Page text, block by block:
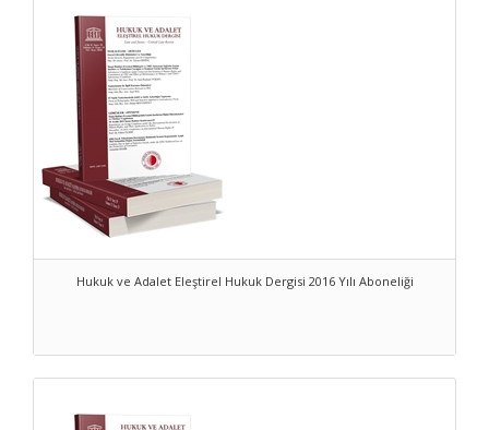
Hukuk ve Adalet Eleştirel Hukuk Dergisi 2016 Yılı Aboneliği